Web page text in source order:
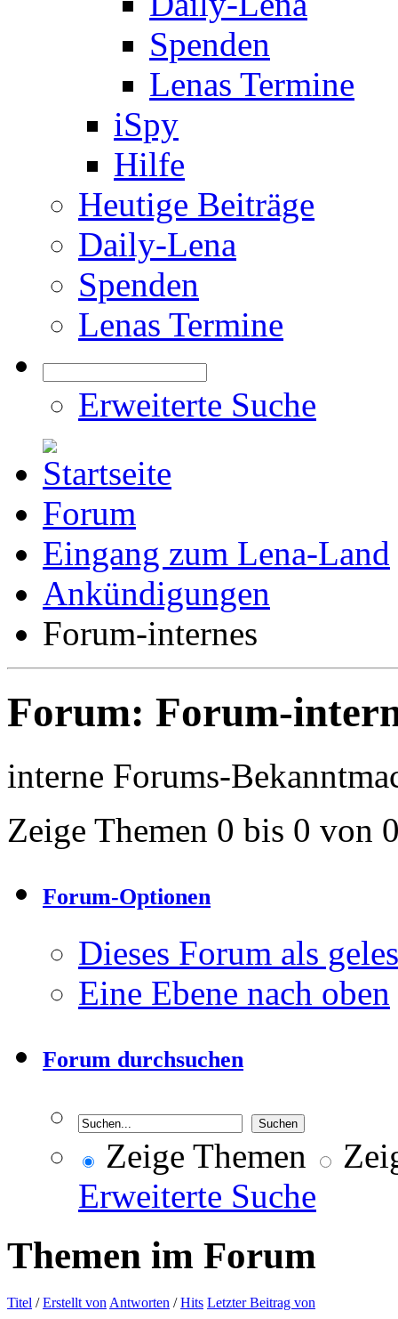
Spenden
Lenas Termine
iSpy
Hilfe
Heutige Beiträge
Daily-Lena
Spenden
Lenas Termine
Erweiterte Suche
Forum
Eingang zum Lena-Land
Ankündigungen
Forum-internes
Forum: Forum-
interne Forums-
Zeige Themen 0 bis 0 von
Forum-Optionen
Dieses Forum als
Eine Ebene nach oben
Forum durchsuchen
Zeige Themen
Erweiterte Suche
Themen im Forum
Titel /Erstellt von Antworten /Hits Letzter Beitrag von